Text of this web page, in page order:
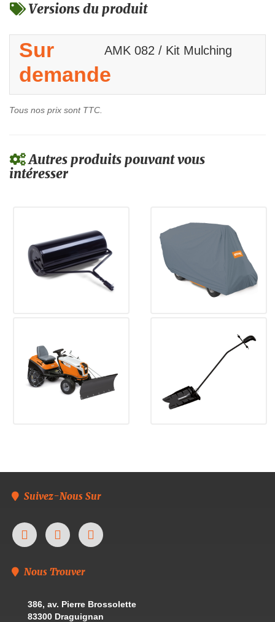
Versions du produit
Sur
demande
AMK 082 / Kit Mulching
Tous nos prix sont TTC.
Autres produits pouvant vous
intéresser
Suivez-Nous Sur
Nous Trouver
386, av. Pierre Brossolette
83300 Draguignan